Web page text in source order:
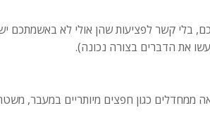
קשר לפציעות שהן אולי לא באשמתכם
את הדברים בצורה נכונה).
ממחדלים כגון חפצים מיותריים במעבר,